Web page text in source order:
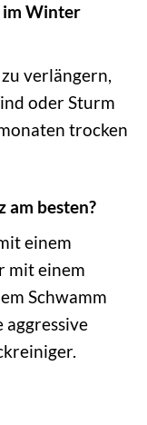
im Winter
verlängern,
oder Sturm
trocken
am besten?
einem
mit einem
Schwamm
aggressive